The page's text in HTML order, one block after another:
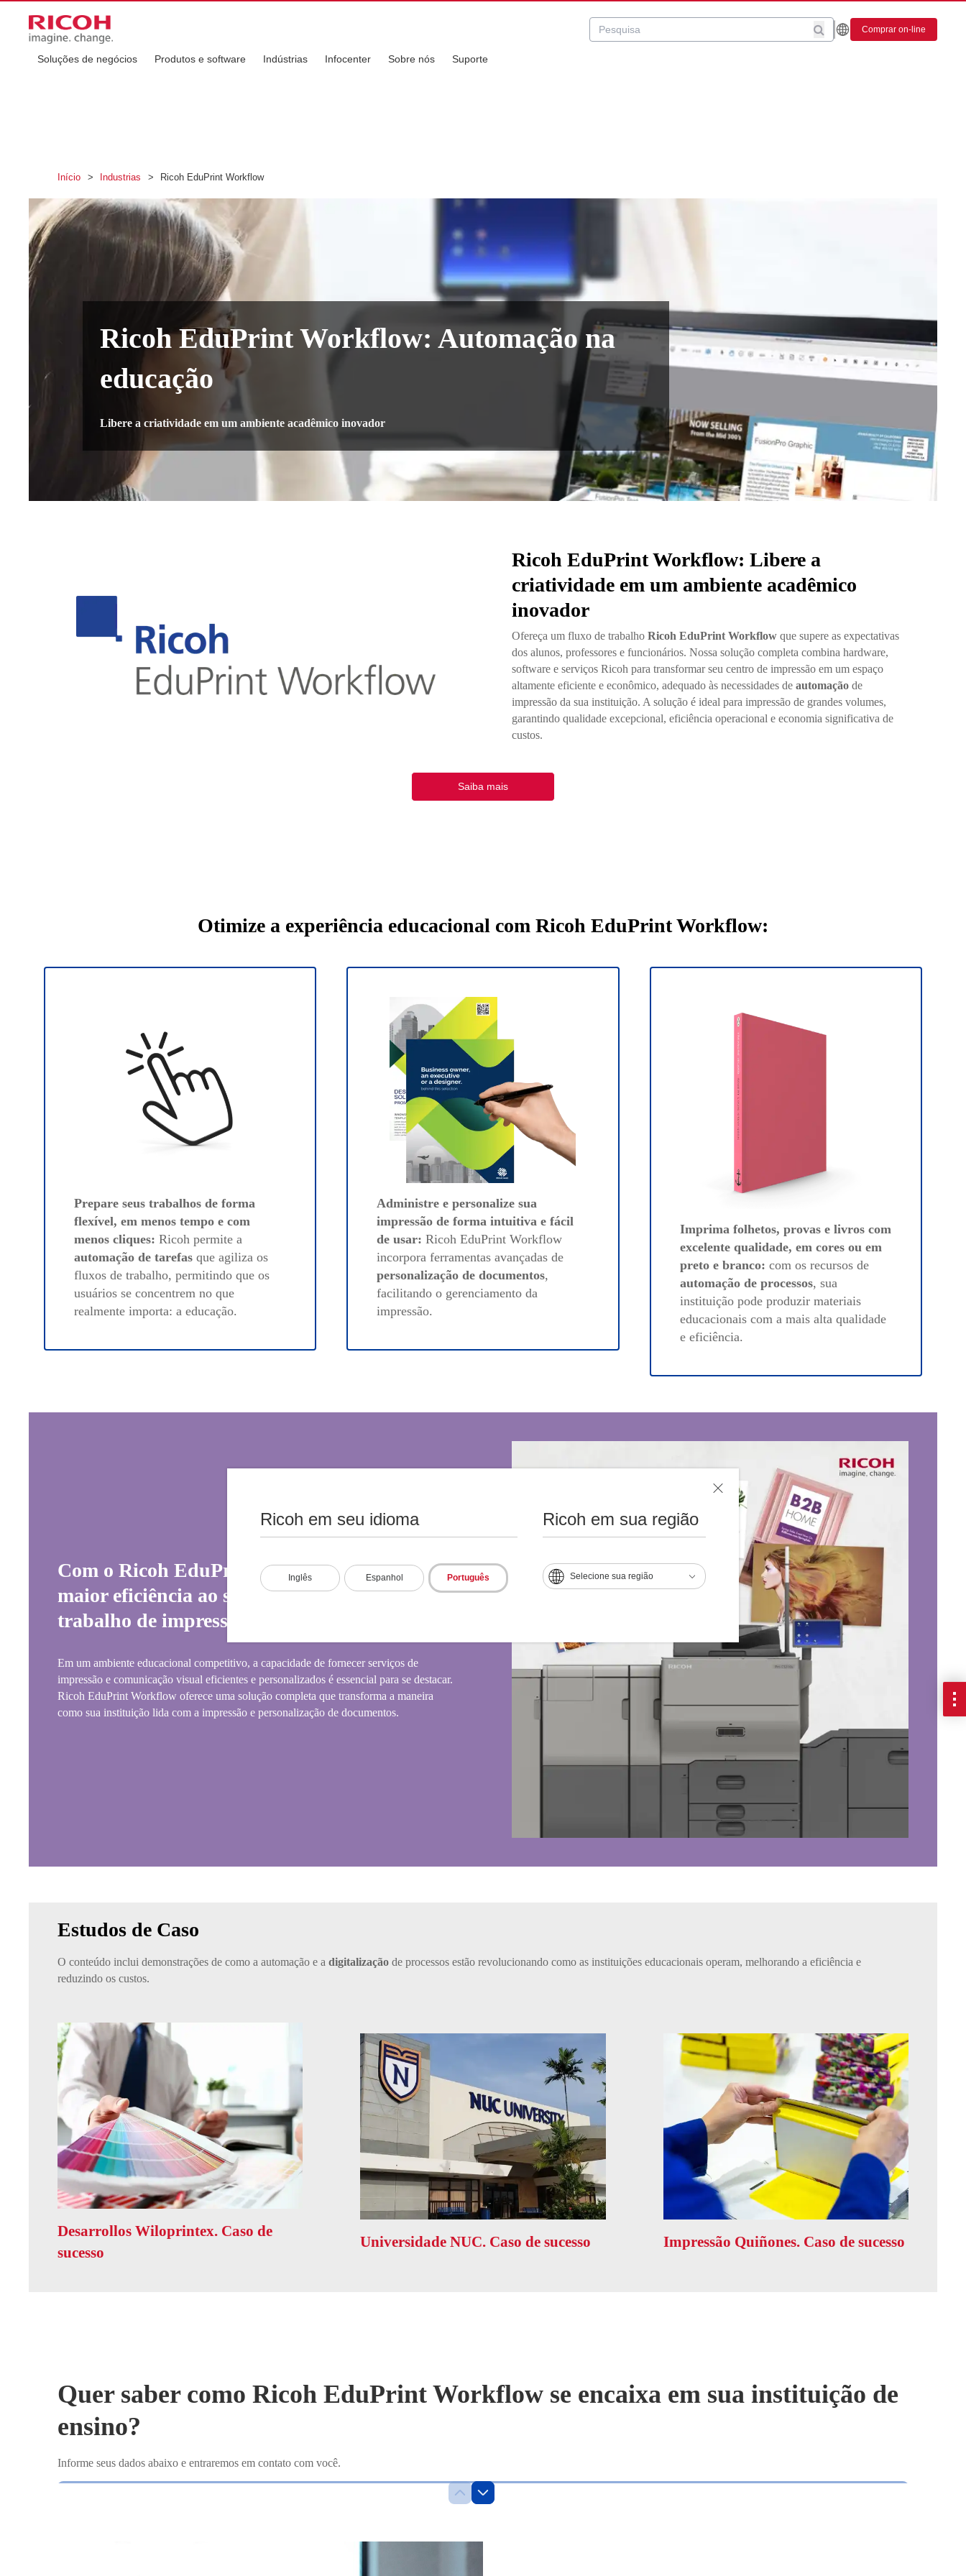
Ricoh em seu idioma
Inglês Espanhol Português
Ricoh em sua região
Selecione sua região
Comprar on-line
Soluções de negócios Produtos e software Indústrias Infocenter Sobre nós Suporte
Início > Industrias > Ricoh EduPrint Workflow
Ricoh EduPrint Workflow: Automação na
educação
Libere a criatividade em um ambiente acadêmico inovador
Ricoh EduPrint Workflow: Libere a
criatividade em um ambiente acadêmico
inovador
Ofereça um fluxo de trabalho Ricoh EduPrint Workflow que supere as expectativas
dos alunos, professores e funcionários. Nossa solução completa combina hardware,
software e serviços Ricoh para transformar seu centro de impressão em um espaço
altamente eficiente e econômico, adequado às necessidades de automação de
impressão da sua instituição. A solução é ideal para impressão de grandes volumes,
garantindo qualidade excepcional, eficiência operacional e economia significativa de
custos.
Saiba mais
Otimize a experiência educacional com Ricoh EduPrint Workflow:
Prepare seus trabalhos de forma
flexível, em menos tempo e com
menos cliques: Ricoh permite a
automação de tarefas que agiliza os
fluxos de trabalho, permitindo que os
usuários se concentrem no que
realmente importa: a educação.
Administre e personalize sua
impressão de forma intuitiva e fácil
de usar: Ricoh EduPrint Workflow
incorpora ferramentas avançadas de
personalização de documentos,
facilitando o gerenciamento da
impressão.
Imprima folhetos, provas e livros com
excelente qualidade, em cores ou em
preto e branco: com os recursos de
automação de processos, sua
instituição pode produzir materiais
educacionais com a mais alta qualidade
e eficiência.
Com o Ricoh EduPrint Workflow, você obtém
maior eficiência ao simplificar seus fluxos de
trabalho de impressão.
Em um ambiente educacional competitivo, a capacidade de fornecer serviços de
impressão e comunicação visual eficientes e personalizados é essencial para se destacar.
Ricoh EduPrint Workflow oferece uma solução completa que transforma a maneira
como sua instituição lida com a impressão e personalização de documentos.
Estudos de Caso
O conteúdo inclui demonstrações de como a automação e a digitalização de processos estão revolucionando como as instituições educacionais operam, melhorando a eficiência e
reduzindo os custos.
Desarrollos Wiloprintex. Caso de
sucesso
Universidade NUC. Caso de sucesso Impressão Quiñones. Caso de sucesso
Quer saber como Ricoh EduPrint Workflow se encaixa em sua instituição de
ensino?
Informe seus dados abaixo e entraremos em contato com você.